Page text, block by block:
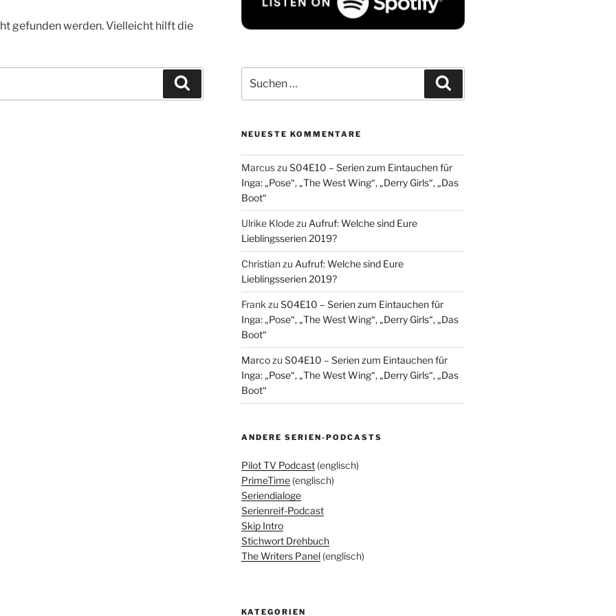
gefunden werden. Vielleicht hilft die
nach:
NEUESTE KOMMENTARE
Marcuszu S04E10 – Serien zum Eintauchen für
Inga: „Pose“, „The West Wing“, „Derry Girls“, „Das
Boot“
Ulrike Klodezu Aufruf: Welche sind Eure
Lieblingsserien 2019?
Christianzu Aufruf: Welche sind Eure
Lieblingsserien 2019?
Frank zu S04E10 – Serien zum Eintauchen für
Inga: „Pose“, „The West Wing“, „Derry Girls“, „Das
Boot“
Marcozu S04E10 – Serien zum Eintauchen für
Inga: „Pose“, „The West Wing“, „Derry Girls“, „Das
Boot“
ANDERE SERIEN-PODCASTS
Pilot TV Podcast(englisch)
PrimeTime(englisch)
Seriendialoge
Serienreif-Podcast
Skip Intro
Stichwort Drehbuch
The Writers Panel(englisch)
KATEGORIEN